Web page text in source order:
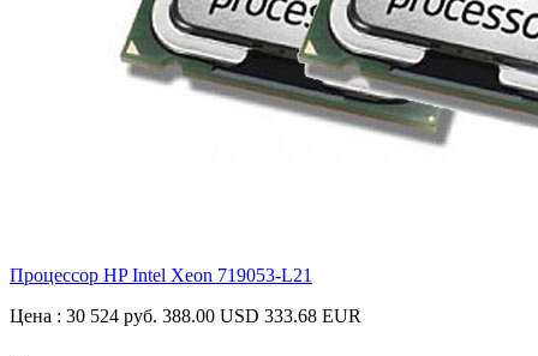
Процессор HP Intel Xeon 719053-L21
Цена : 30 524 руб. 388.00 USD 333.68 EUR